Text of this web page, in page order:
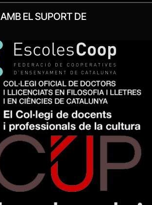
AMB EL SUPORT DE